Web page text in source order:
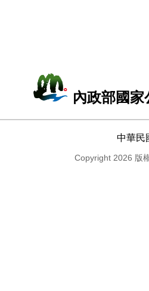
內政部國
中華民
Copyright 2026 版